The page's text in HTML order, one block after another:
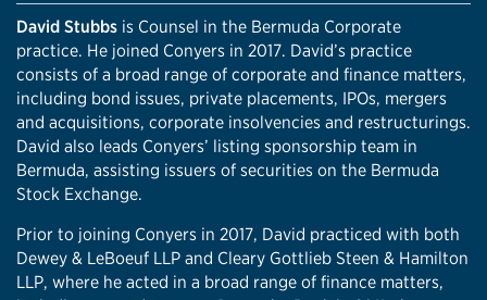
David Stubbs is Counsel in the Bermuda Corporate
practice. He joined Conyers in 2017. David’s practice
consists of a broad range of corporate and finance matters,
including bond issues, private placements, IPOs, mergers
and acquisitions, corporate insolvencies and restructurings.
David also leads Conyers’ listing sponsorship team in
Bermuda, assisting issuers of securities on the Bermuda
Stock Exchange.
Prior to joining Conyers in 2017, David practiced with both
Dewey & LeBoeuf LLP and Cleary Gottlieb Steen & Hamilton
LLP, where he acted in a broad range of finance matters,